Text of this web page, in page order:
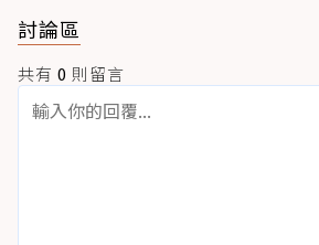
討論區
共有 0 則留言